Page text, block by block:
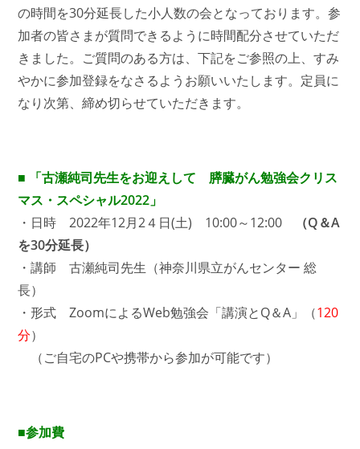
の時間を30分延長した小人数の会となっております。参
加者の皆さまが質問できるように時間配分させていただ
きました。ご質問のある方は、下記をご参照の上、すみ
やかに参加登録をなさるようお願いいたします。定員に
なり次第、締め切らせていただきます。
■ 「古瀬純司先生をお迎えして 膵臓がん勉強会クリス
マス・スペシャル2022」
・日時 2022年12月2４日(土) 10:00～12:00
（Q＆A
を30分延長）
・講師 古瀬純司先生（神奈川県立がんセンター 総
長）
・形式 ZoomによるWeb勉強会「講演とQ＆A」（120
分）
（ご自宅のPCや携帯から参加が可能です）
■参加費